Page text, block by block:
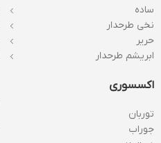
ساده
نخی طرحدار
حریر
ابریشم طرحدار
اکسسوری
توربان
جوراب